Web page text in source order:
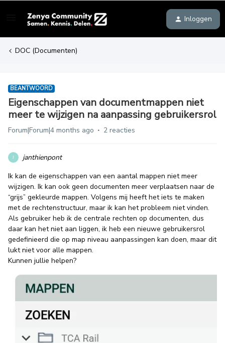
Inloggen
DOC (Documenten)
BEANTWOORD
Eigenschappen van documentmappen niet
meer te wijzigen na aanpassing gebruikersrol
Forum|Forum|4 months ago 2 reacties
J
janthienpont
Ik kan de eigenschappen van een aantal mappen niet meer
wijzigen. Ik kan ook geen documenten meer verplaatsen naar de
“grijs” gekleurde mappen. Volgens mij heeft het iets te maken
met de rechtenstructuur, maar ik kan het probleem niet vinden.
Als gebruiker heb ik de centrale rechten op documenten, dus
daar kan het niet aan liggen, ik heb een nieuwe gebruikersrol
gedefinieerd die op map niveau aanpassingen kan doen, maar dit
lukt niet voor alle mappen.
Kunnen jullie helpen?